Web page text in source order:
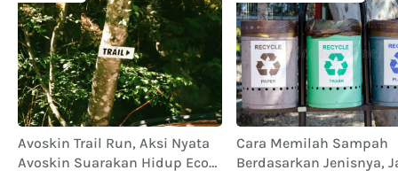
Avoskin Trail Run, Aksi Nyata
Avoskin Suarakan Hidup Eco
Cara Memilah Sampah
Berdasarkan Jenisnya,